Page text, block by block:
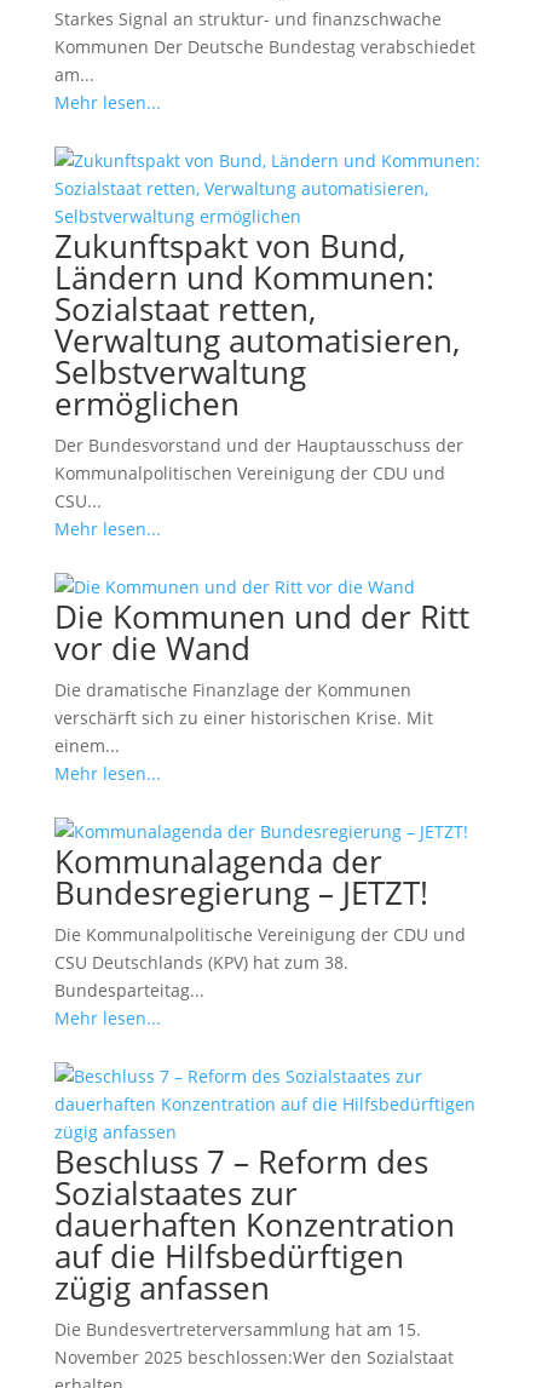
Starkes Signal an struktur- und finanzschwache
Kommunen Der Deutsche Bundestag verabschiedet
am...
Mehr lesen...
Zukunftspakt von Bund,
Ländern und Kommunen:
Sozialstaat retten,
Verwaltung automatisieren,
Selbstverwaltung
ermöglichen
Der Bundesvorstand und der Hauptausschuss der
Kommunalpolitischen Vereinigung der CDU und
CSU...
Mehr lesen...
Die Kommunen und der Ritt
vor die Wand
Die dramatische Finanzlage der Kommunen
verschärft sich zu einer historischen Krise. Mit
einem...
Mehr lesen...
Kommunalagenda der
Bundesregierung – JETZT!
Die Kommunalpolitische Vereinigung der CDU und
CSU Deutschlands (KPV) hat zum 38.
Bundesparteitag...
Mehr lesen...
Beschluss 7 – Reform des
Sozialstaates zur
dauerhaften Konzentration
auf die Hilfsbedürftigen
zügig anfassen
Die Bundesvertreterversammlung hat am 15.
November 2025 beschlossen:Wer den Sozialstaat